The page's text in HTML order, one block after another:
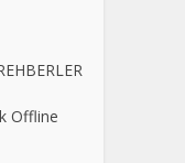
Offline